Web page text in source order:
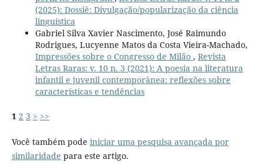
(2025): Dossiê: Divulgação/popularização da ciência
linguística
Gabriel Silva Xavier Nascimento, José Raimundo
Rodrigues, Lucyenne Matos da Costa Vieira-Machado,
Impressões sobre o Congresso de Milão , Revista
Letras Raras: v. 10 n. 3 (2021): A poesia na literatura
infantil e juvenil contemporânea: reflexões sobre
características e tendências
1 2 3 > >>
Você também pode iniciar uma pesquisa avançada por
similaridade para este artigo.